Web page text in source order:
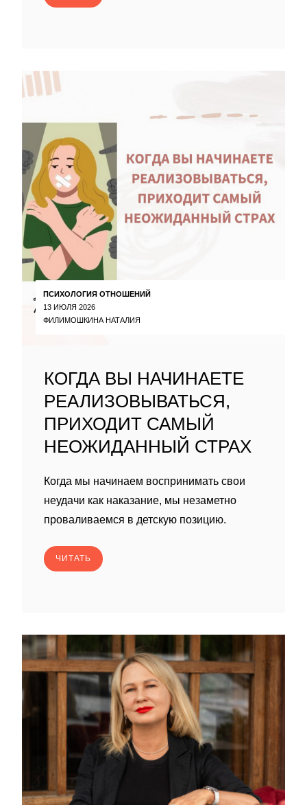
ПСИХОЛОГИЯ ОТНОШЕНИЙ
13 ИЮЛЯ 2026
ФИЛИМОШКИНА НАТАЛИЯ
КОГДА ВЫ НАЧИНАЕТЕ
РЕАЛИЗОВЫВАТЬСЯ,
ПРИХОДИТ САМЫЙ
НЕОЖИДАННЫЙ СТРАХ
Когда мы начинаем воспринимать свои
неудачи как наказание, мы незаметно
проваливаемся в детскую позицию.
ЧИТАТЬ